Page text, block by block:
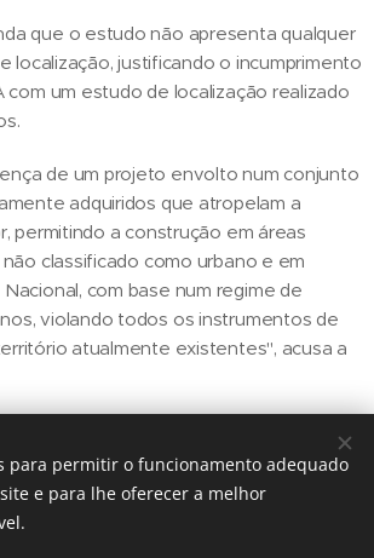
que o estudo não apresenta qualquer
localização, justificando o incumprimento
com um estudo de localização realizado
de um projeto envolto num conjunto
adquiridos que atropelam a
permitindo a construção em áreas
classificado como urbano e em
com base num regime de
violando todos os instrumentos de
atualmente existentes", acusa a
para permitir o funcionamento adequado
e para lhe oferecer a melhor